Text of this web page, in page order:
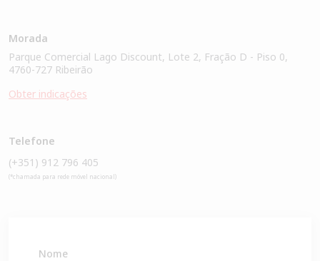
Morada
Parque Comercial Lago Discount, Lote 2, Fração D - Piso 0,
4760-727 Ribeirão
Obter indicações
Telefone
(+351) 912 796 405
(*chamada para rede móvel nacional)
Nome